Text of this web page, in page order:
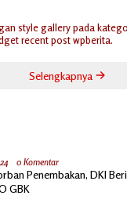
style gallery pada
recent post wpberita.
Selengkapnya
0 Komentar
Penembakan, DKI
GBK